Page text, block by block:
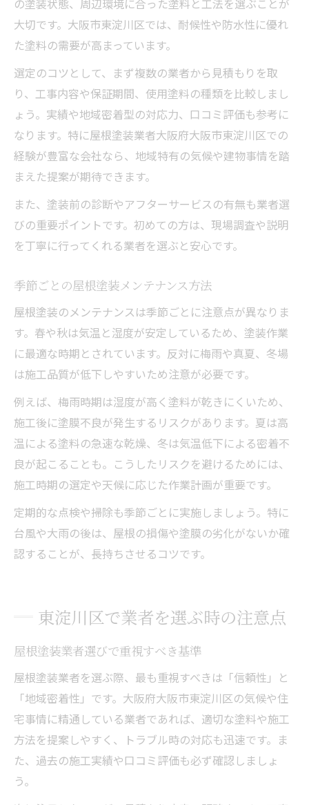
大切です。大阪市東淀川区では、耐候性や防水性に優れ
た塗料の需要が高まっています。
選定のコツとして、まず複数の業者から見積もりを取
り、工事内容や保証期間、使用塗料の種類を比較しまし
ょう。実績や地域密着型の対応力、口コミ評価も参考に
なります。特に屋根塗装業者大阪府大阪市東淀川区での
経験が豊富な会社なら、地域特有の気候や建物事情を踏
まえた提案が期待できます。
また、塗装前の診断やアフターサービスの有無も業者選
びの重要ポイントです。初めての方は、現場調査や説明
を丁寧に行ってくれる業者を選ぶと安心です。
季節ごとの屋根塗装メンテナンス方法
屋根塗装のメンテナンスは季節ごとに注意点が異なりま
す。春や秋は気温と湿度が安定しているため、塗装作業
に最適な時期とされています。反対に梅雨や真夏、冬場
は施工品質が低下しやすいため注意が必要です。
例えば、梅雨時期は湿度が高く塗料が乾きにくいため、
施工後に塗膜不良が発生するリスクがあります。夏は高
温による塗料の急速な乾燥、冬は気温低下による密着不
良が起こることも。こうしたリスクを避けるためには、
施工時期の選定や天候に応じた作業計画が重要です。
定期的な点検や掃除も季節ごとに実施しましょう。特に
台風や大雨の後は、屋根の損傷や塗膜の劣化がないか確
認することが、長持ちさせるコツです。
東淀川区で業者を選ぶ時の注意点
屋根塗装業者選びで重視すべき基準
屋根塗装業者を選ぶ際、最も重視すべきは「信頼性」と
「地域密着性」です。大阪府大阪市東淀川区の気候や住
宅事情に精通している業者であれば、適切な塗料や施工
方法を提案しやすく、トラブル時の対応も迅速です。ま
た、過去の施工実績や口コミ評価も必ず確認しましょ
う。